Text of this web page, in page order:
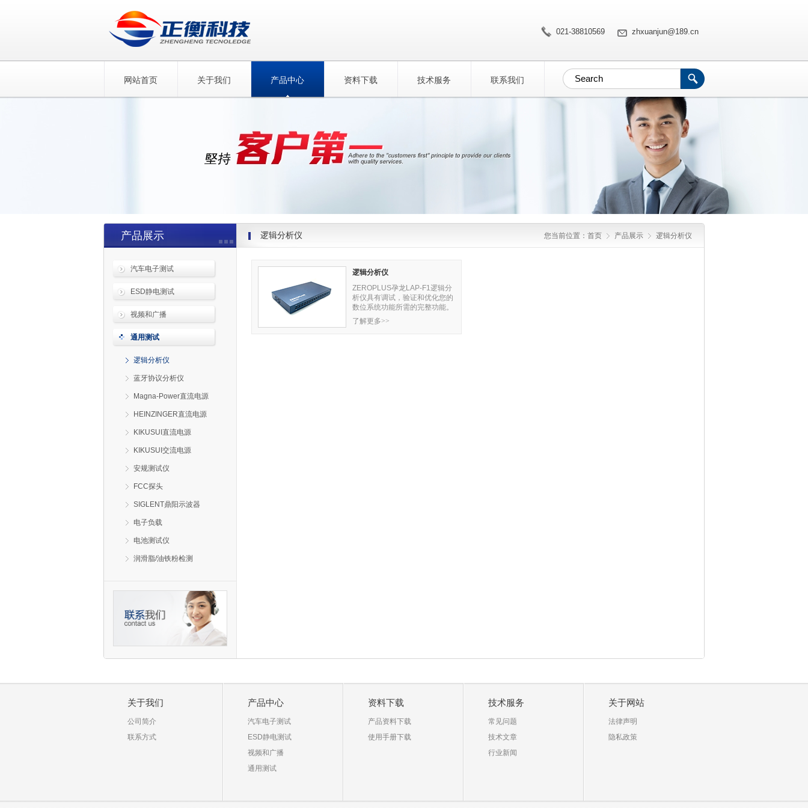
zhxuanjun@189.cn
021-38810569
网站首页 关于我们 产品中心 资料下载 技术服务 联系我们
产品展示
汽车电子测试
ESD静电测试
视频和广播
通用测试
逻辑分析仪
蓝牙协议分析仪
Magna-Power直流电源
HEINZINGER直流电源
KIKUSUI直流电源
KIKUSUI交流电源
安规测试仪
FCC探头
SIGLENT鼎阳示波器
电子负载
电池测试仪
润滑脂/油铁粉检测
逻辑分析仪 您当前位置： 首页 产品展示 逻辑分析仪
逻辑分析仪
ZEROPLUS孕龙LAP-F1逻辑分
析仪具有调试，验证和优化您的
数位系统功能所需的完整功能。
了解更多>>
关于我们
公司简介
联系方式
产品中心
汽车电子测试
ESD静电测试
视频和广播
通用测试
资料下载
产品资料下载
使用手册下载
技术服务
常见问题
技术文章
行业新闻
关于网站
法律声明
隐私政策